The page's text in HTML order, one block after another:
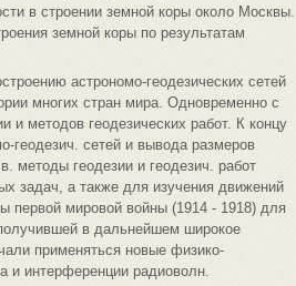
в строении земной коры около Москвы.
земной коры по результатам
астрономо-геодезических сетей
многих стран мира. Одновременно с
и методов геодезических работ. К концу
геодезич. сетей и вывода размеров
методы геодезии и геодезич. работ
задач, а также для изучения движений
первой мировой войны (1914 - 1918) для
в дальнейшем широкое
применяться новые физико-
и интерференции радиоволн.